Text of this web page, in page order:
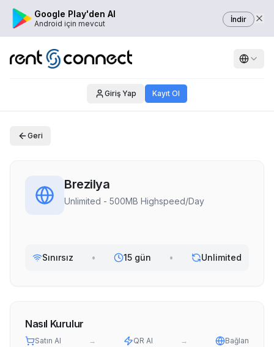
Google Play'den Al
Android için mevcut İndir
Giriş Yap Kayıt Ol
Geri
Brezilya
Unlimited - 500MB Highspeed/Day
Sınırsız • 15 gün • Unlimited
Nasıl Kurulur
Satın Al → QR Al → Bağlan